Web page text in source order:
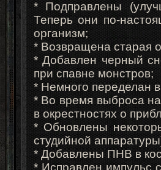
* Подправлены
Теперь они по-
организм;
* Возвращена старая
* Добавлен черный
при спавне монстров;
* Немного переделан
* Во время выброса
в окрестностях о
* Обновлены
студийной
* Добавлены ПНВ в
* Исправлен импульс